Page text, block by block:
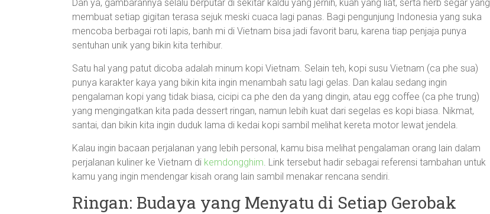
Dan ya, gambarannya selalu berputar di sekitar kaldu yang jernih, kuah yang liat, serta herb segar yang
membuat setiap gigitan terasa sejuk meski cuaca lagi panas. Bagi pengunjung Indonesia yang suka
mencoba berbagai roti lapis, banh mi di Vietnam bisa jadi favorit baru, karena tiap penjaja punya
sentuhan unik yang bikin kita terhibur.
Satu hal yang patut dicoba adalah minum kopi Vietnam. Selain teh, kopi susu Vietnam (ca phe sua)
punya karakter kaya yang bikin kita ingin menambah satu lagi gelas. Dan kalau sedang ingin
pengalaman kopi yang tidak biasa, cicipi ca phe den da yang dingin, atau egg coffee (ca phe trung)
yang mengingatkan kita pada dessert ringan, namun lebih kuat dari segelas es kopi biasa. Nikmat,
santai, dan bikin kita ingin duduk lama di kedai kopi sambil melihat kereta motor lewat jendela.
Kalau ingin bacaan perjalanan yang lebih personal, kamu bisa melihat pengalaman orang lain dalam
perjalanan kuliner ke Vietnam di kemdongghim. Link tersebut hadir sebagai referensi tambahan untuk
kamu yang ingin mendengar kisah orang lain sambil menakar rencana sendiri.
Ringan: Budaya yang Menyatu di Setiap Gerobak